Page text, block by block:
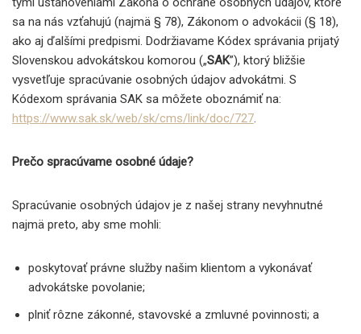
sa na nás vzťahujú (najmä § 78), Zákonom o advokácii (§ 18),
ako aj ďalšími predpismi. Dodržiavame Kódex správania prijatý
Slovenskou advokátskou komorou („SAK”), ktorý bližšie
vysvetľuje spracúvanie osobných údajov advokátmi. S
Kódexom správania SAK sa môžete oboznámiť na:
https://www.sak.sk/web/sk/cms/link/doc/727.
Prečo spracúvame osobné údaje?
Spracúvanie osobných údajov je z našej strany nevyhnutné
najmä preto, aby sme mohli:
poskytovať právne služby našim klientom a vykonávať
advokátske povolanie;
plniť rôzne zákonné, stavovské a zmluvné povinnosti; a